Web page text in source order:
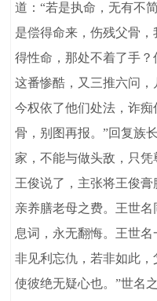
道：“若是执命，无有不
是偿得命来，伤残父骨
得性命，那处不着了手
这番惨酷，又三推六问
今权依了他们处法，诈
骨，别图再报。”回复族
家，不能与做头敌，只
王俊说了，主张将王俊
亲养膳老母之费。王世
息词，永无翻悔。王世
非见利忘仇，若非如此，
使彼绝无疑心也。”世名